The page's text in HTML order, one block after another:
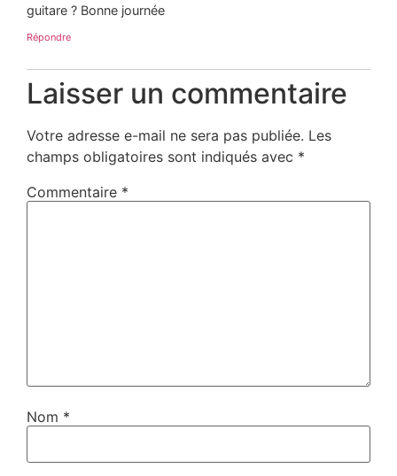
guitare ? Bonne journée
Répondre
Laisser un commentaire
Votre adresse e-mail ne sera pas publiée. Les
champs obligatoires sont indiqués avec *
Commentaire *
Nom *